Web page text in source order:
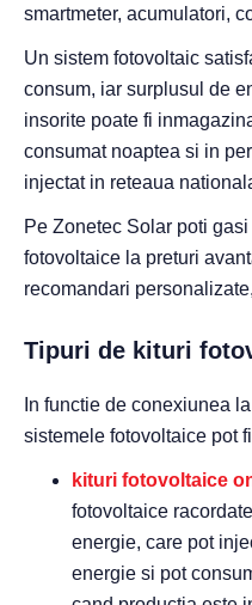
smartmeter, acumulatori,
Un sistem fotovoltaic
consum, iar surplusul de
insorite poate fi
consumat noaptea si in
injectat in reteaua
Pe Zonetec Solar poti
fotovoltaice la preturi
recomandari personalizate,
Tipuri de kituri
In functie de conexiunea
sistemele fotovoltaice pot
kituri fotovoltaice
fotovoltaice
energie, care pot
energie si pot